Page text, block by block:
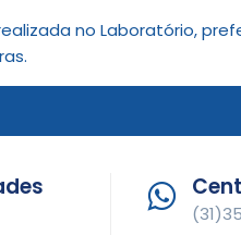
no Laboratório,